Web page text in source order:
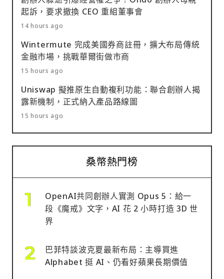
起訴，要求撤換 CEO 重組董事會
14 hours ago
Wintermute 完成美國券商註冊，擴大布局傳統
金融市場，挑戰華爾街做市商
15 hours ago
Uniswap 擬推原生自動複利功能：聯合創辦人揭
露新機制，正式納入產品路線圖
15 hours ago
桑幣熱門榜
OpenAI共同創辦人實測 Opus 5：給一
段《魔戒》文字，AI 花 2 小時打造 3D 世
界
巴菲特談波克夏最新布局：主導買進
Alphabet 挺 AI、仍看好蘋果長期價值